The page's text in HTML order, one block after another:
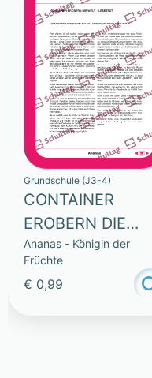
Grundschule (J3-4)
CONTAINER
EROBERN DIE
WELT – LESETEXT
Ananas - Königin der
Früchte
€ 0,99